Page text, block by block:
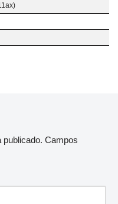
publicado. Campos